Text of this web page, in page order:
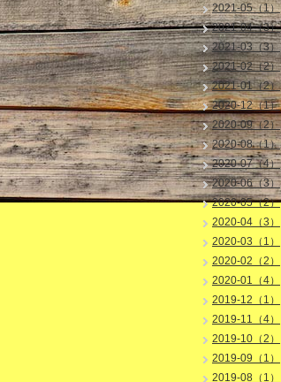
2021-05（1）
2021-04（3）
2021-03（3）
2021-02（2）
2021-01（2）
2020-12（1）
2020-09（2）
2020-08（1）
2020-07（4）
2020-06（3）
2020-05（2）
2020-04（3）
2020-03（1）
2020-02（2）
2020-01（4）
2019-12（1）
2019-11（4）
2019-10（2）
2019-09（1）
2019-08（1）